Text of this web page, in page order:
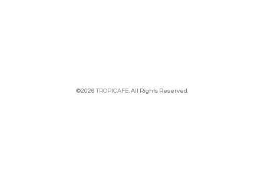
©2026TROPICAFE . All Rights Reserved.